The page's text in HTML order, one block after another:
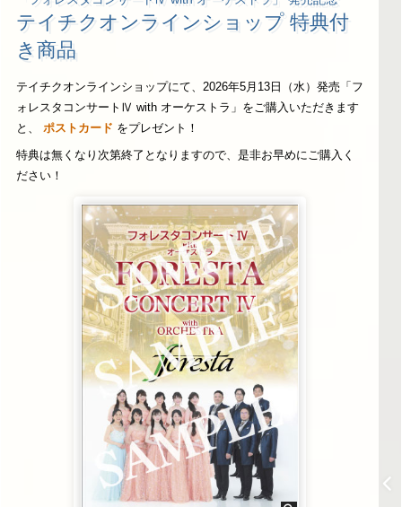
テイチクオンラインショップ 特典付
き商品
テイチクオンラインショップにて、2026年5月13日（水）発売「フ
ォレスタコンサートⅣ with オーケストラ」をご購入いただきます
と、 ポストカード をプレゼント！
特典は無くなり次第終了となりますので、是非お早めにご購入く
ださい！